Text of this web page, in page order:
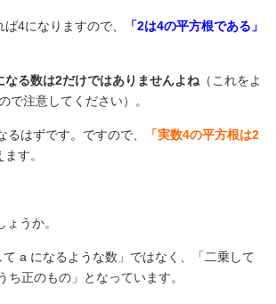
ば4になりますので、
「2は4の平方根である」
なる数は2だけではありませんよね （これをよ
で注意してください）。
るはずです。ですので、
「実数4の平方根は2
す。
ょうか。
て a になるような数」ではなく、「二乗して
ち正のもの」となっています。